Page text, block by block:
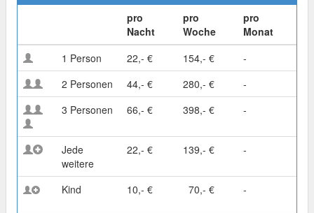
pro
Nacht
pro
Woche
pro
Monat
1 Person
22,- € 154,- €
-
2 Personen
44,- € 280,- €
-
3 Personen
66,- € 398,- € -
Jede
weitere
22,- € 139,- € -
Kind 10,- € 70,- € -